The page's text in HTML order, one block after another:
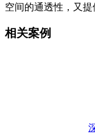
空间的通透性，又提
相关案例